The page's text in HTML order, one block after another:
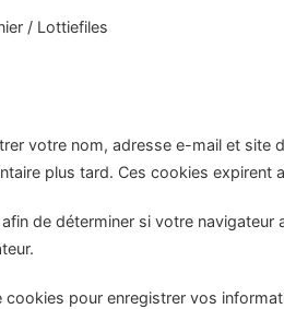
/ Lottiefiles
votre nom, adresse e-mail et site
plus tard. Ces cookies expirent
de déterminer si votre
pour enregistrer vos